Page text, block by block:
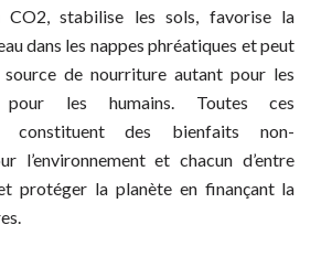
stabilise les sols, favorise la
dans les nappes phréatiques et peut
source de nourriture autant pour les
pour les humains. Toutes ces
constituent des bienfaits non-
l’environnement et chacun d’entre
protéger la planète en finançant la